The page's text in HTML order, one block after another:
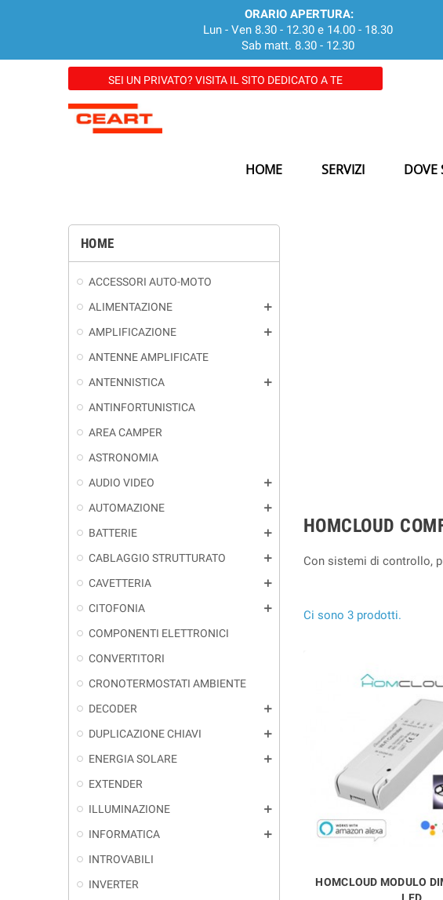
ORARIO APERTURA:
Lun - Ven 8.30 - 12.30 e 14.00 - 18.30
Sab matt. 8.30 - 12.30
SEI UN PRIVATO? VISITA IL SITO DEDICATO A TE
HOME SERVIZI DOVE
HOME
ACCESSORI AUTO-MOTO
ALIMENTAZIONE
add
AMPLIFICAZIONE add
ANTENNE AMPLIFICATE
ANTENNISTICA
add
ANTINFORTUNISTICA
AREA CAMPER
ASTRONOMIA
AUDIO VIDEO
add
AUTOMAZIONE add
BATTERIE add
CABLAGGIO STRUTTURATO add
CAVETTERIA add
CITOFONIA add
COMPONENTI ELETTRONICI
CONVERTITORI
CRONOTERMOSTATI AMBIENTE
DECODER
add
DUPLICAZIONE CHIAVI add
ENERGIA SOLARE add
EXTENDER
ILLUMINAZIONE
add
INFORMATICA add
INTROVABILI
INVERTER
HOMCLOUD
Con sistemi di controllo,
Ci sono 3 prodotti.
HOMCLOUD MODULO
LED